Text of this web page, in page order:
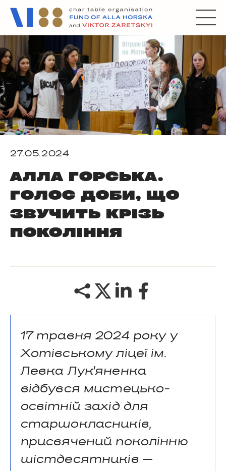
27.05.2024
АЛЛА ГОРСЬКА.
ГОЛОС ДОБИ, ЩО
ЗВУЧИТЬ КРІЗЬ
ПОКОЛІННЯ
17 травня 2024 року у
Хотівському ліцеї ім.
Левка Лук’яненка
відбувся мистецько-
освітній захід для
старшокласників,
присвячений поколінню
шістдесятників —